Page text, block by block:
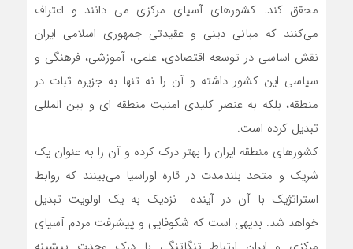
محقق کند. کشورهای آسیای مرکزی می دانند و اعتراف
می‌کنند که مبانی دینی و عقیدتی جمهوری اسلامی ایران
نقش اساسی در توسعه اقتصادی، علمی، آموزشی، فرهنگی و
سیاسی این کشور داشته و آن را نه تنها به جزیره ثبات در
منطقه، بلکه به عنصر کلیدی امنیت منطقه ای و بین المللی
تبدیل کرده است.
کشورهای منطقه ایران را بهتر درک کرده و آن را به عنوان یک
شریک و متحد بلندمدت در قاره اوراسیا می‌بینند که روابط
استراتژیک با آن در آینده نزدیک به یک اولویت تبدیل
خواهد شد. بدیهی است که شکوفایی و پیشرفت مردم آسیای